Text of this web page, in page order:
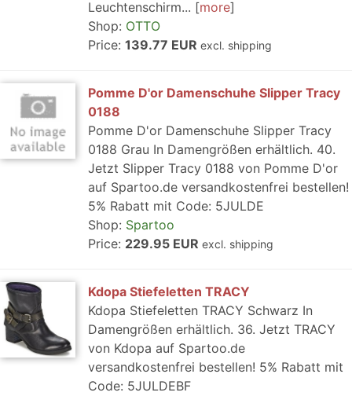
Leuchtenschirm...
more
Shop: OTTO
Price: 139.77 EUR excl. shipping
Pomme D'or Damenschuhe Slipper Tracy
0188
Pomme D'or Damenschuhe Slipper Tracy
0188 Grau In Damengrößen erhältlich. 40.
Jetzt Slipper Tracy 0188 von Pomme D'or
auf Spartoo.de versandkostenfrei bestellen!
5% Rabatt mit Code: 5JULDE
Shop: Spartoo
Price: 229.95 EUR excl. shipping
Kdopa Stiefeletten TRACY
Kdopa Stiefeletten TRACY Schwarz In
Damengrößen erhältlich. 36. Jetzt TRACY
von Kdopa auf Spartoo.de
versandkostenfrei bestellen! 5% Rabatt mit
Code: 5JULDEBF